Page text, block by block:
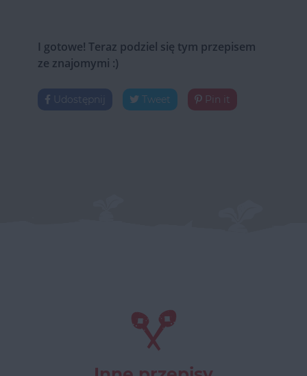
I gotowe! Teraz podziel się tym przepisem
ze znajomymi :)
Udostępnij Tweet Pin it